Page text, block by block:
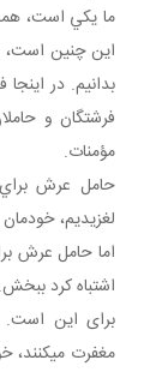
ما يکي است،
اين چنين است،
بدانيم. در
فرشتگان و
مؤمنات.
حامل عرش
لغزيديم،
اما حامل عرش
اشتباه کرد
برای اين
مغفرت مي کنند،